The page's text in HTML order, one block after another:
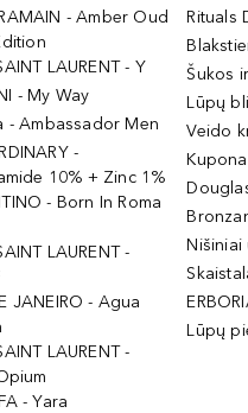
- Amber Oud
LAURENT - Y
- My Way
- Ambassador Men
-
10% + Zinc 1%
- Born In Roma
LAURENT -
JANEIRO - Agua
LAURENT -
- Yara
Rituals
Šukos
Lūpų
Veido
Nišiniai
Lūpų